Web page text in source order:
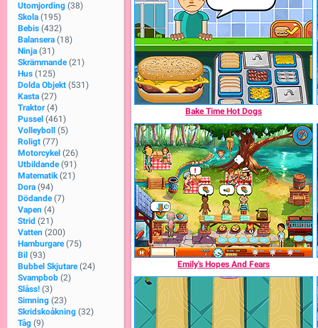
Utomjording (38)
Skola (195)
Bebis (432)
Balansera (18)
Ninja (31)
Skrämmande (21)
Hus (125)
Dolda Objekt (531)
Kasta (27)
Traktor (4)
Pussel (461)
Volleyboll
(5)
Roligt (77)
Motorcykel (26)
Utbildande (91)
Matematik (21)
Dora (94)
Dödande (7)
Vapen (4)
Strid (21)
Vatten (200)
Hamburgare (75)
Bil (93)
Bubbel Skjutare (24)
Svampbob (2)
Slåss! (3)
Simning (23)
Skridskoåkning (32)
Tåg (9)
Bake Time Hot Dogs
Emily's Hopes And Fears